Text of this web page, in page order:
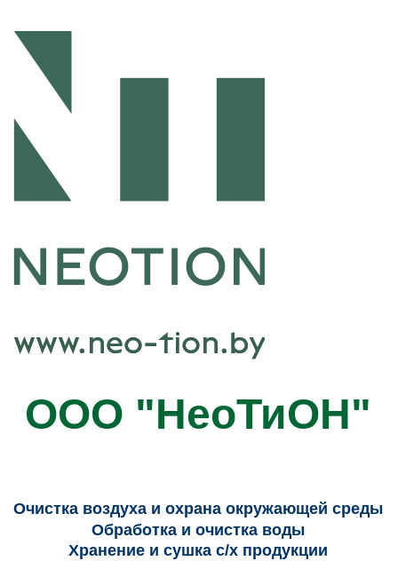
ООО "НеоТиОН"
Очистка воздуха и охрана окружающей среды
Обработка и очистка воды
Хранение и сушка с/х продукции